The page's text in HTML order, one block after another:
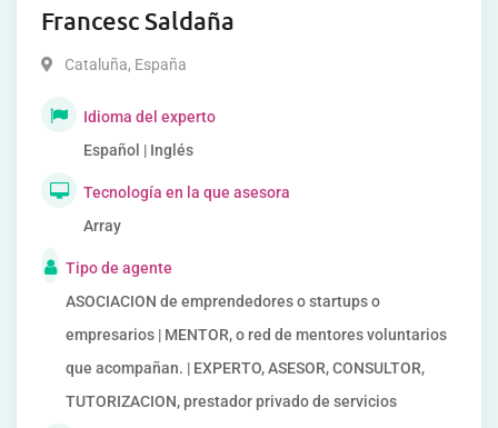
Francesc Saldaña
Cataluña, España
Idioma del experto
Español | Inglés
Tecnología en la que asesora
Array
Tipo de agente
ASOCIACION de emprendedores o startups o
empresarios | MENTOR, o red de mentores voluntarios
que acompañan. | EXPERTO, ASESOR, CONSULTOR,
TUTORIZACION, prestador privado de servicios